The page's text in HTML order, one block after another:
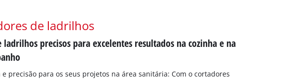
de ladrilhos
ladrilhos precisos para excelentes resultados na cozinha e na
e precisão para os seus projetos na área sanitária: Com o cortadores